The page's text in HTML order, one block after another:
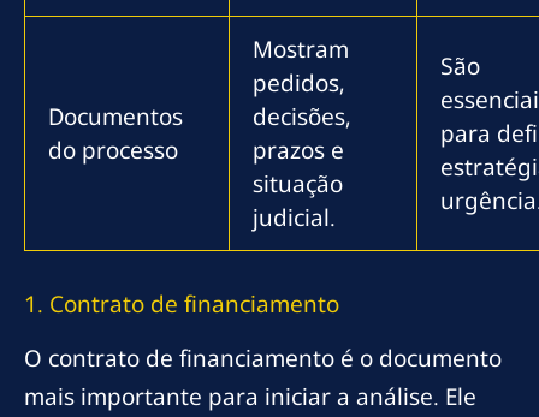
Documentos
do processo
Mostram
pedidos,
decisões,
prazos e
situação
judicial.
São
para
1. Contrato de financiamento
O contrato de financiamento é o documento
mais importante para iniciar a análise. Ele